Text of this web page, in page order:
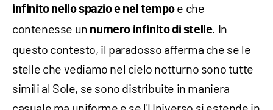
infinito nello spazio e nel tempoe che
contenesse un numero infinito di stelle. In
questo contesto, il paradosso afferma che se le
stelle che vediamo nel cielo notturno sono tutte
simili al Sole, se sono distribuite in maniera